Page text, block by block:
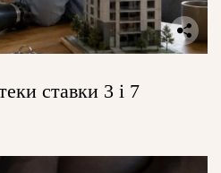
ставки 3 і 7